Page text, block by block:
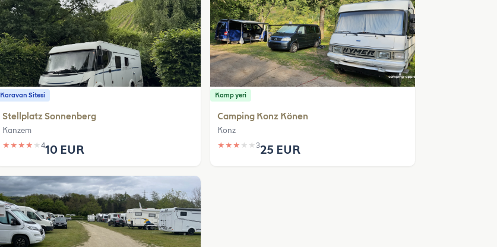
Karavan Sitesi
Stellplatz Sonnenberg
Kanzem
★ ★ ★ ★ ★410 EUR
Kamp yeri
Camping Konz Könen
Konz
★ ★ ★ ★ ★ 325 EUR